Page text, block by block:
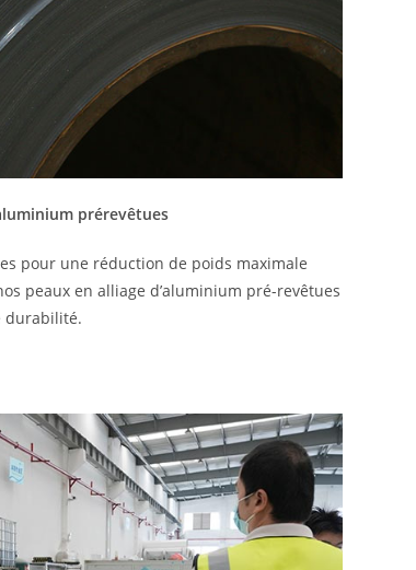
prérevêtues
pour une réduction de poids maximale
peaux en alliage d’aluminium pré-revêtues
durabilité.